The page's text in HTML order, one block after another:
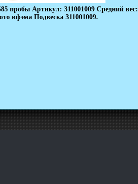
пробы Артикул: 311001009 Средний вес:
вфэма Подвеска 311001009.